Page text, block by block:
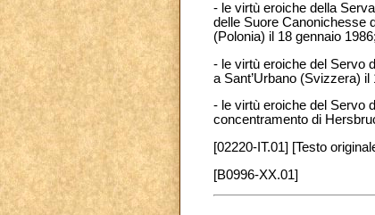
- le virtù eroiche della
delle Suore Canonichesse
(Polonia) il 18 gennaio 1986;
- le virtù eroiche del Servo
a Sant’Urbano (Svizzera)
- le virtù eroiche del Servo
concentramento di
[02220-IT.01] [Testo
[B0996-XX.01]